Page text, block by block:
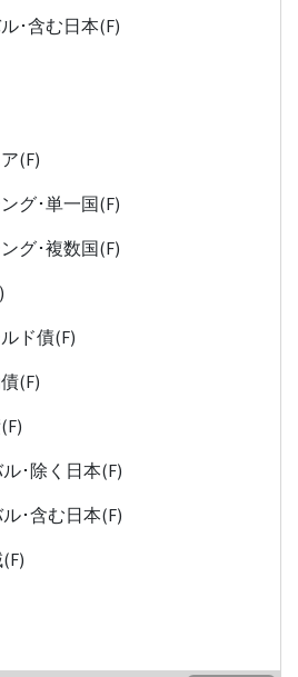
･含む日本(F)
(F)
グ･単一国(F)
グ･複数国(F)
ド債(F)
(F)
･除く日本(F)
･含む日本(F)